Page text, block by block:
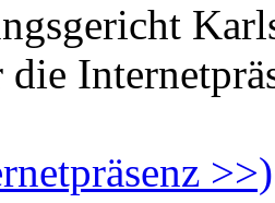
>>)